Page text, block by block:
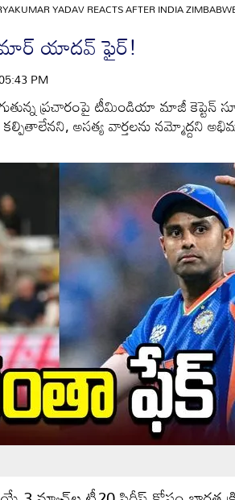
YADAV REACTS AFTER INDIA
యాదవ్ ఫైర్!
PM
ప్రచారంపై టీమిండియా మాజీ కెప్టెన్
అసత్య వార్తలను నమ్మోద్దని